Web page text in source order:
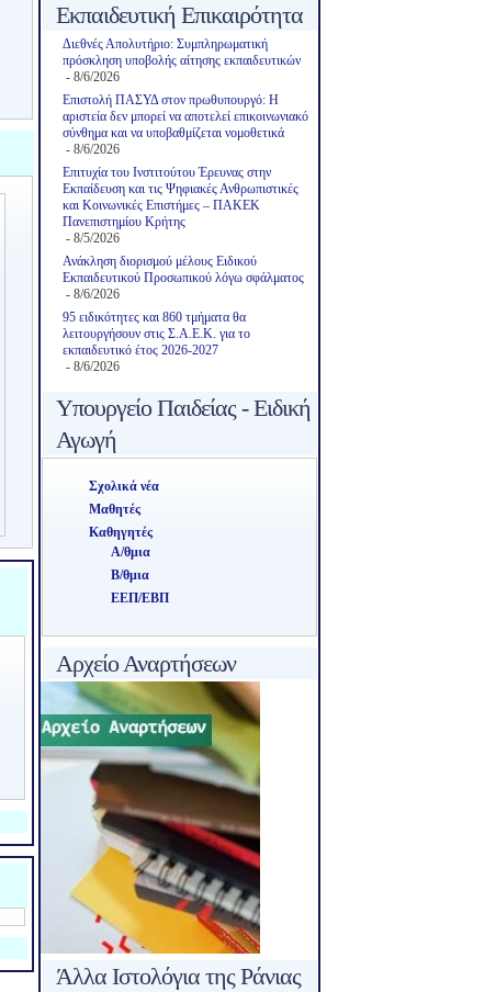
Εκπαιδευτική Επικαιρότητα
Διεθνές Απολυτήριο: Συμπληρωματική
πρόσκληση υποβολής αίτησης εκπαιδευτικών
- 8/6/2026
Επιστολή ΠΑΣΥΔ στον πρωθυπουργό: Η
αριστεία δεν μπορεί να αποτελεί επικοινωνιακό
σύνθημα και να υποβαθμίζεται νομοθετικά
- 8/6/2026
Επιτυχία του Ινστιτούτου Έρευνας στην
Εκπαίδευση και τις Ψηφιακές Ανθρωπιστικές
και Κοινωνικές Επιστήμες – ΠΑΚΕΚ
Πανεπιστημίου Κρήτης
- 8/5/2026
Ανάκληση διορισμού μέλους Ειδικού
Εκπαιδευτικού Προσωπικού λόγω σφάλματος
- 8/6/2026
95 ειδικότητες και 860 τμήματα θα
λειτουργήσουν στις Σ.Α.Ε.Κ. για το
εκπαιδευτικό έτος 2026-2027
- 8/6/2026
Υπουργείο Παιδείας - Ειδική
Αγωγή
Σχολικά νέα
Μαθητές
Καθηγητές
Α/θμια
Β/θμια
ΕΕΠ/ΕΒΠ
Αρχείο Αναρτήσεων
Άλλα Ιστολόγια της Ράνιας